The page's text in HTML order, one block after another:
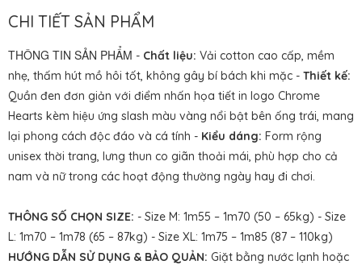
CHI TIẾT SẢN PHẨM
THÔNG TIN SẢN PHẨM - Chất liệu: Vải cotton cao cấp, mềm
nhẹ, thấm hút mồ hôi tốt, không gây bí bách khi mặc - Thiết kế:
Quần đen đơn giản với điểm nhấn họa tiết in logo Chrome
Hearts kèm hiệu ứng slash màu vàng nổi bật bên ống trái, mang
lại phong cách độc đáo và cá tính - Kiểu dáng: Form rộng
unisex thời trang, lưng thun co giãn thoải mái, phù hợp cho cả
nam và nữ trong các hoạt động thường ngày hay đi chơi.
THÔNG SỐ CHỌN SIZE: - Size M: 1m55 – 1m70 (50 – 65kg) - Size
L: 1m70 – 1m78 (65 – 87kg) - Size XL: 1m75 – 1m85 (87 – 110kg)
HƯỚNG DẪN SỬ DỤNG & BẢO QUẢN: Giặt bằng nước lạnh hoặc